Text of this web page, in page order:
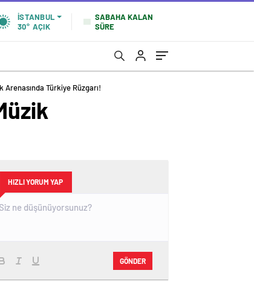
İSTANBUL
30° AÇIK
SABAHA KALAN
SÜRE
Türkiye Rüzgarı!
HIZLI YORUM YAP
GÖNDER